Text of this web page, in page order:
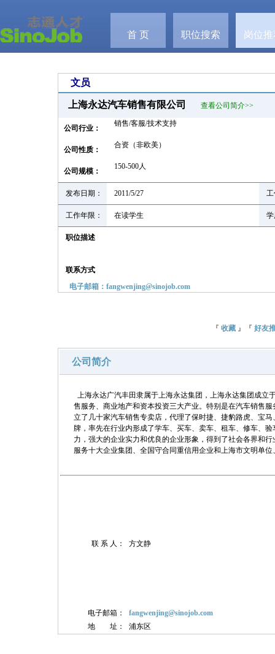
首 页 职位搜索 岗位
文员
上海永达汽车销售有限公司 查看公司简介>>
公司行业：
销售/客服/技术支持
公司性质：
合资（非欧美）
公司规模：
150-500人
发布日期： 2011/5/27 工
工作年限： 在读学生 学
职位描述
联系方式
电子邮箱：fangwenjing@sinojob.com
『 收藏 』『 好友
公司简介
上海永达广汽丰田隶属于上海永达集团，上海永达集团成立
售服务、商业地产和资本投资三大产业。特别是在汽车销售
立了几十家汽车销售专卖店，代理了保时捷、捷豹路虎、宝
牌，率先在行业内形成了学车、买车、卖车、租车、修车、
力，强大的企业实力和优良的企业形象，得到了社会各界和
服务十大企业集团、全国守合同重信用企业和上海市文明单
联 系 人： 方文静
电子邮箱：
fangwenjing@sinojob.com
地 址：
浦东区